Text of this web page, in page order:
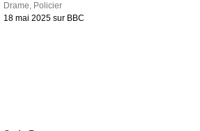
Drame, Policier
18 mai 2025 sur BBC